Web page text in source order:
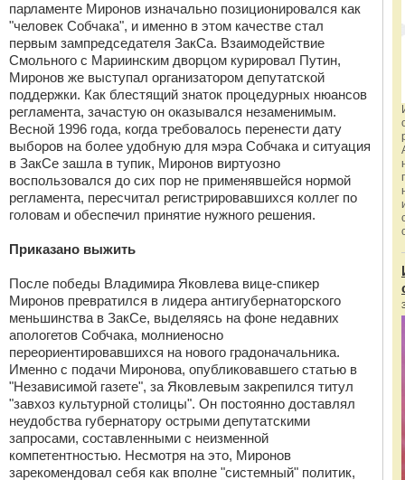
парламенте Миронов изначально позиционировался как
"человек Собчака", и именно в этом качестве стал
первым зампредседателя ЗакСа. Взаимодействие
Смольного с Мариинским дворцом курировал Путин,
Миронов же выступал организатором депутатской
поддержки. Как блестящий знаток процедурных нюансов
регламента, зачастую он оказывался незаменимым.
Весной 1996 года, когда требовалось перенести дату
выборов на более удобную для мэра Собчака и ситуация
в ЗакСе зашла в тупик, Миронов виртуозно
воспользовался до сих пор не применявшейся нормой
регламента, пересчитал регистрировавшихся коллег по
головам и обеспечил принятие нужного решения.
Приказано выжить
После победы Владимира Яковлева вице-спикер
Миронов превратился в лидера антигубернаторского
меньшинства в ЗакСе, выделяясь на фоне недавних
апологетов Собчака, молниеносно
переориентировавшихся на нового градоначальника.
Именно с подачи Миронова, опубликовавшего статью в
"Независимой газете", за Яковлевым закрепился титул
"завхоз культурной столицы". Он постоянно доставлял
неудобства губернатору острыми депутатскими
запросами, составленными с неизменной
компетентностью. Несмотря на это, Миронов
зарекомендовал себя как вполне "системный" политик,